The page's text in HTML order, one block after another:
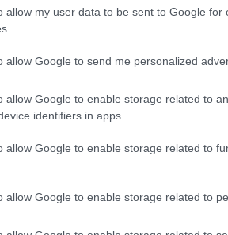
allow my user data to be sent to Google for
allow Google to send me personalized
allow Google to enable storage related to
identifiers in apps.
allow Google to enable storage related to
allow Google to enable storage related to
nella sezione